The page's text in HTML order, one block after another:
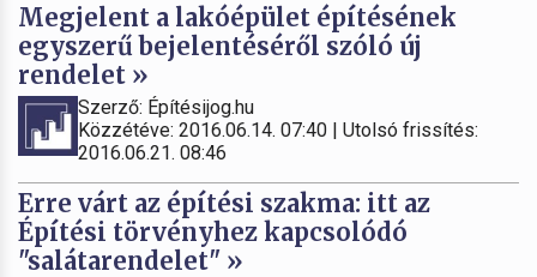
Megjelent a lakóépület építésének
egyszerű bejelentéséről szóló új
rendelet »
Szerző: Építésijog.hu
Közzétéve: 2016.06.14. 07:40 | Utolsó frissítés:
2016.06.21. 08:46
Erre várt az építési szakma: itt az
Építési törvényhez kapcsolódó
"salátarendelet" »